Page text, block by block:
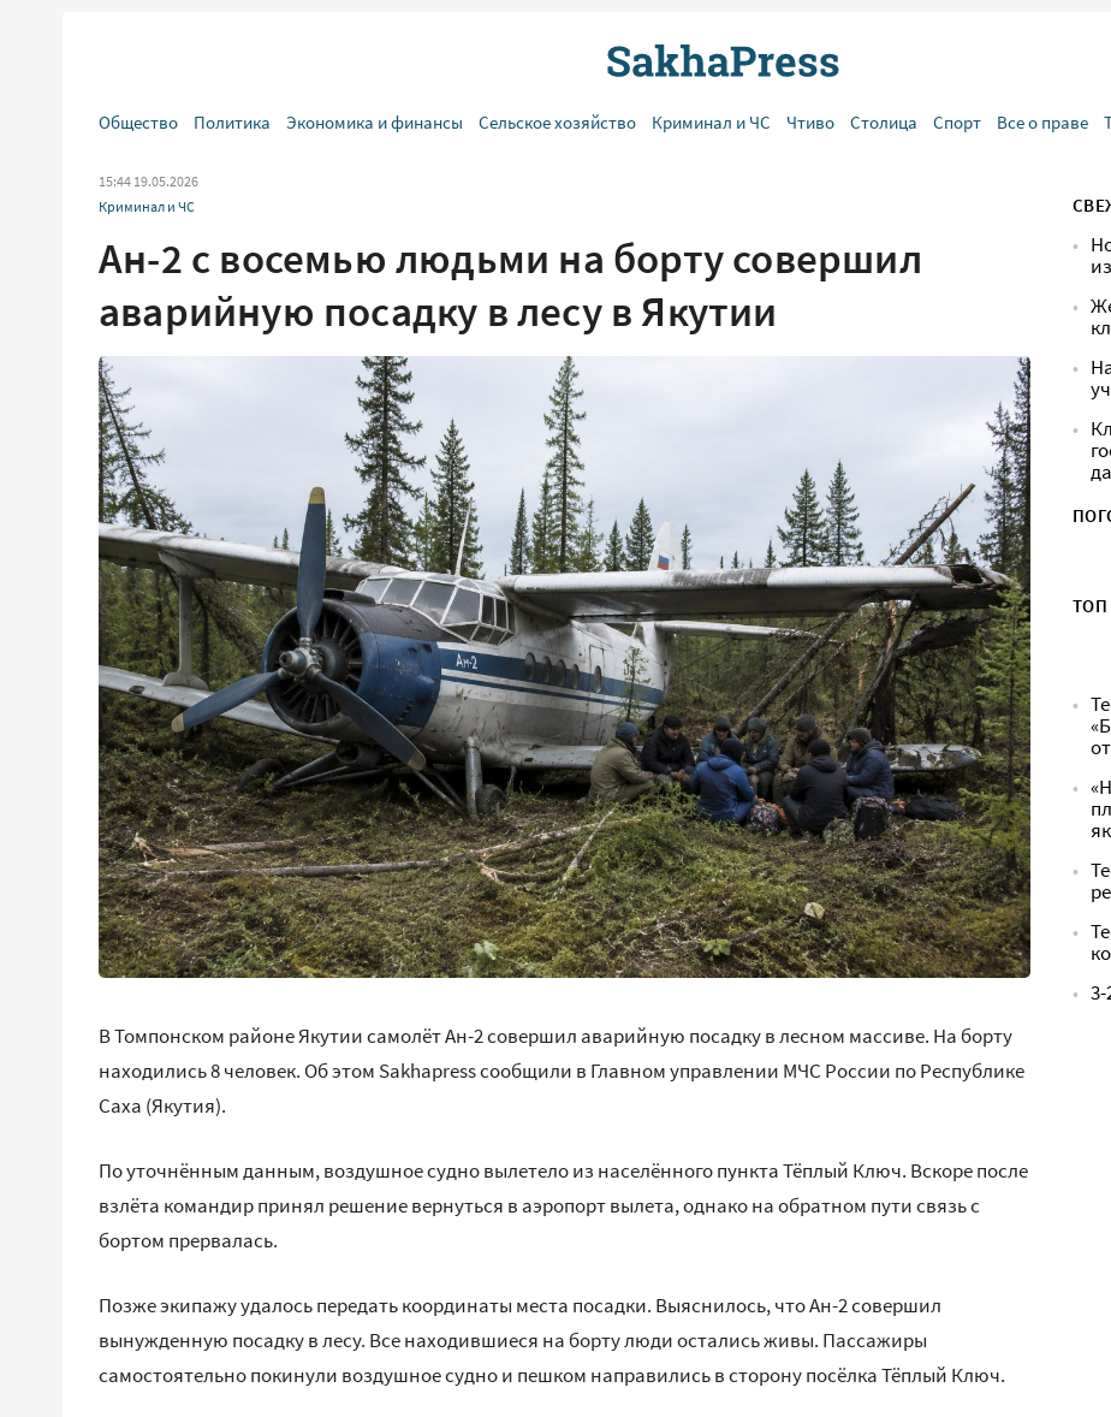
Общество Политика Экономика и финансы Сельское хозяйство Криминал и ЧС Чтиво Столица Спорт Все о праве
15:44 19.05.2026
Криминал и ЧС
Ан-2 с восемью людьми на борту совершил
аварийную посадку в лесу в Якутии
В Томпонском районе Якутии самолёт Ан-2 совершил аварийную посадку в лесном массиве. На борту
находились 8 человек. Об этом Sakhapress сообщили в Главном управлении МЧС России по Республике
Саха (Якутия).
По уточнённым данным, воздушное судно вылетело из населённого пункта Тёплый Ключ. Вскоре после
взлёта командир принял решение вернуться в аэропорт вылета, однако на обратном пути связь с
бортом прервалась.
Позже экипажу удалось передать координаты места посадки. Выяснилось, что Ан-2 совершил
вынужденную посадку в лесу. Все находившиеся на борту люди остались живы. Пассажиры
самостоятельно покинули воздушное судно и пешком направились в сторону посёлка Тёплый Ключ.
ТОП